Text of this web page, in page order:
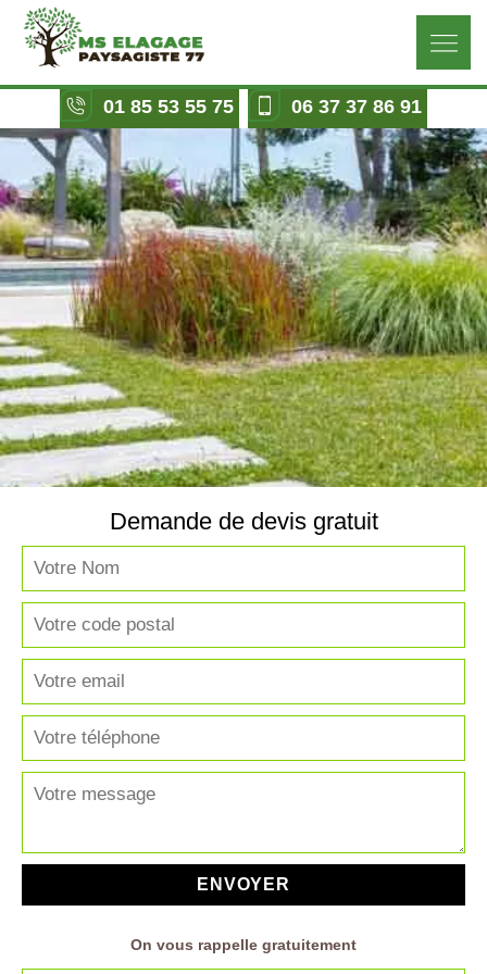
01 85 53 55 75 06 37 37 86 91
Demande de devis gratuit
On vous rappelle gratuitement